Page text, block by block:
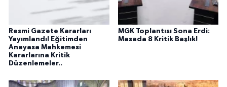
Resmi Gazete Kararları
Yayımlandı! Eğitimden
Anayasa Mahkemesi
Kararlarına Kritik
Düzenlemeler..
MGK Toplantısı Sona Erdi:
Masada 8 Kritik Başlık!